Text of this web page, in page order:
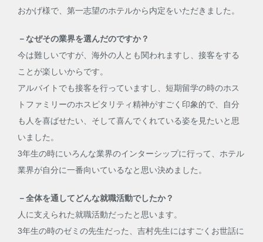
おかげ様で、第一志望のホテルから内定をいただきました。
－なぜその業界を選んだのですか？
今は難しいですが、海外の人とも関われますし、接客をする
ことが楽しいからです。
アルバイトでも接客を行っていますし、短期留学の時のホス
トファミリーのホスピタリティ精神がすごく印象的で、自分
も人を喜ばせたい、そして喜んでくれている姿を見たいと思
いました。
3年生の時にいろんな業界のインターシップに行って、ホテル
業界が自分に一番向いているなと思い決めました。
－全体を通してどんな就職活動でしたか？
人に支えられた就職活動だったと思います。
3年生の時のゼミの先生だった、吉村先生にはすごくお世話に